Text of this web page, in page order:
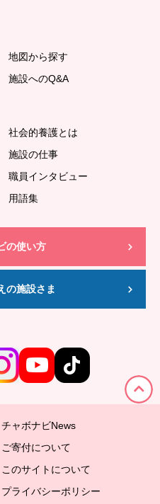
地図から探す
施設へのQ&A
社会的養護とは
施設の仕事
職員インタビュー
用語集
の使い方
の施設さま
チャボナビNews
ご寄付について
このサイトについて
プライバシーポリシー